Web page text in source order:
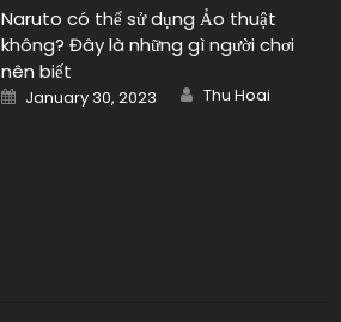
Naruto có thể sử dụng Ảo thuật
không? Đây là những gì người chơi
nên biết
Posted
on
January 30, 2023 Author
Thu Hoai